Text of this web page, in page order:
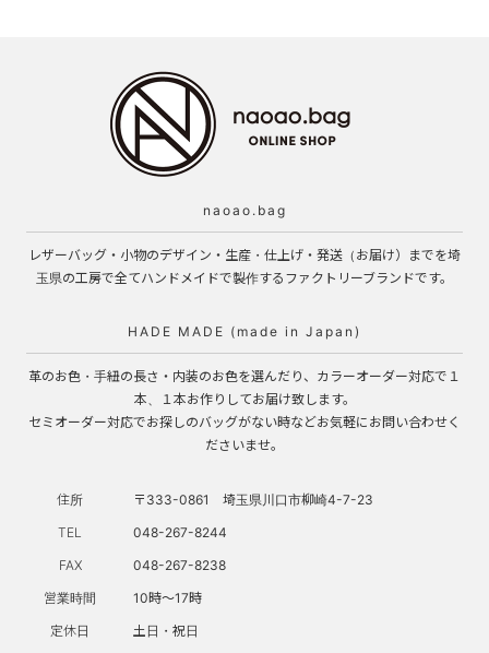
naoao.bag
レザーバッグ・小物のデザイン・生産・仕上げ・発送（お届け）までを埼
玉県の工房で全てハンドメイドで製作するファクトリーブランドです。
HADE MADE (made in Japan)
革のお色・手紐の長さ・内装のお色を選んだり、カラーオーダー対応で１
本、１本お作りしてお届け致します。
セミオーダー対応でお探しのバッグがない時などお気軽にお問い合わせく
ださいませ。
住所
〒333-0861 埼玉県川口市柳崎4-7-23
TEL
048-267-8244
FAX
048-267-8238
営業時間
10時～17時
定休日
土日・祝日